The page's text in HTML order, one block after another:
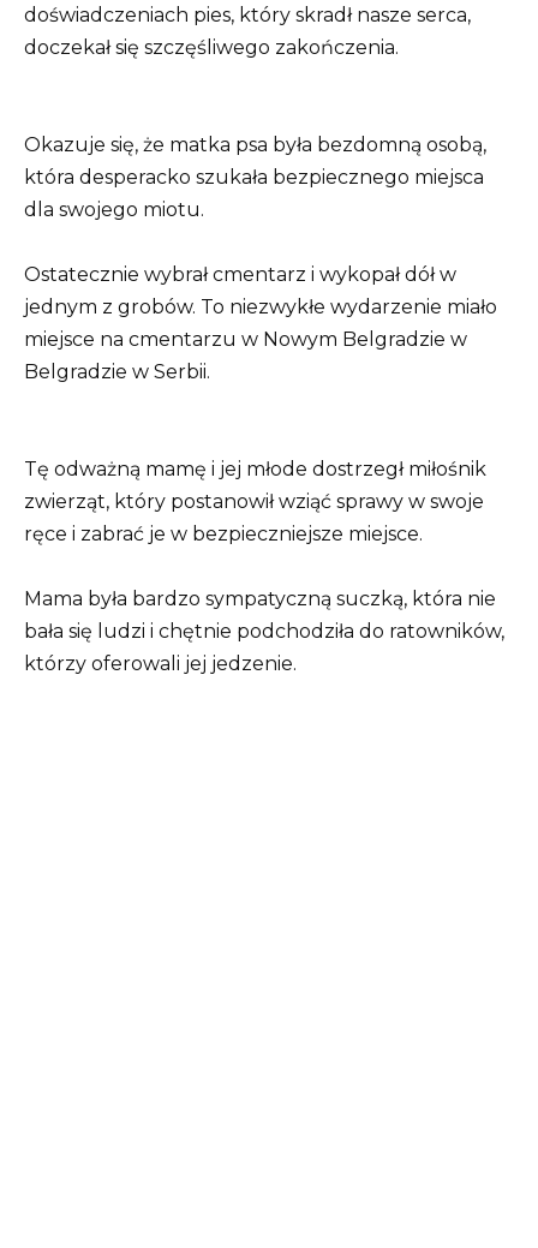
doświadczeniach pies, który skradł nasze serca,
doczekał się szczęśliwego zakończenia.
Okazuje się, że matka psa była bezdomną osobą,
która desperacko szukała bezpiecznego miejsca
dla swojego miotu.
Ostatecznie wybrał cmentarz i wykopał dół w
jednym z grobów. To niezwykłe wydarzenie miało
miejsce na cmentarzu w Nowym Belgradzie w
Belgradzie w Serbii.
Tę odważną mamę i jej młode dostrzegł miłośnik
zwierząt, który postanowił wziąć sprawy w swoje
ręce i zabrać je w bezpieczniejsze miejsce.
Mama była bardzo sympatyczną suczką, która nie
bała się ludzi i chętnie podchodziła do ratowników,
którzy oferowali jej jedzenie.